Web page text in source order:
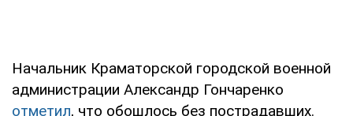
Начальник Краматорской городской военной
администрации Александр Гончаренко
отметил, что обошлось без пострадавших.